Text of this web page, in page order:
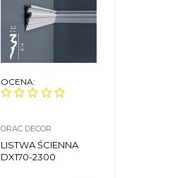
OCENA:
ORAC DECOR
LISTWA ŚCIENNA
DX170-2300